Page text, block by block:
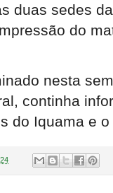
duas sedes
do
nesta
continha
do Iquama e